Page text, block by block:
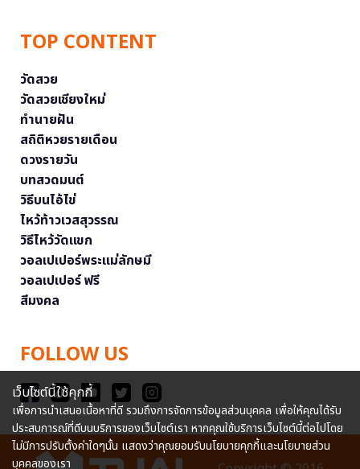
TOP CONTENT
วัดสวย
วัดสวยเชียงใหม่
ทำนายฝัน
สถิติหวยรายเดือน
ดวงรายวัน
บทสวดมนต์
วิธีบนไอ้ไข่
ไหว้ท้าวเวสสุวรรณ
วิธีไหว้วัดแขก
วอลเปเปอร์พระแม่ลักษมี
วอลเปเปอร์ ฟรี
สีมงคล
FOLLOW US
เว็บไซต์นี้ใช้คุกกี้
เพื่อการนำเสนอเนื้อหาที่ดี รวมถึงการจัดการข้อมูลส่วนบุคคล เพื่อให้คุณได้รับ
ประสบการณ์ที่ดีบนบริการของเว็บไซต์เรา หากคุณใช้บริการเว็บไซต์นี้ต่อไปโดย
ไม่มีการปรับตั้งค่าใดๆนั้น แสดงว่าคุณยอมรับนโยบายคุกกี้และนโยบายส่วน
บุคคลของเรา